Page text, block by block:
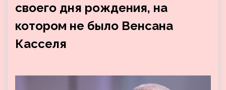
своего дня рождения, на
котором не было Венсана
Касселя